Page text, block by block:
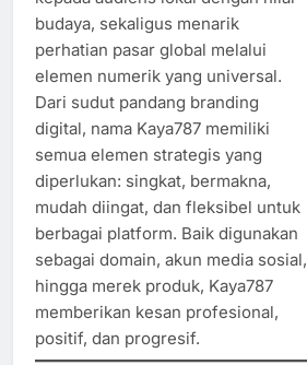
budaya, sekaligus menarik
perhatian pasar global melalui
elemen numerik yang universal.
Dari sudut pandang branding
digital, nama Kaya787 memiliki
semua elemen strategis yang
diperlukan: singkat, bermakna,
mudah diingat, dan fleksibel untuk
berbagai platform. Baik digunakan
sebagai domain, akun media sosial,
hingga merek produk, Kaya787
memberikan kesan profesional,
positif, dan progresif.